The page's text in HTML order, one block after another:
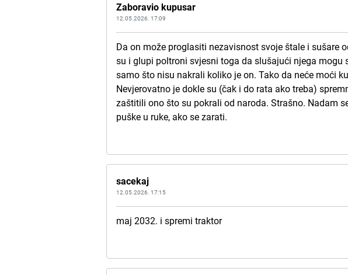
Zaboravio kupusar
12.05.2026. 17:09
Da on može proglasiti nezavisnost svoje štale i sušare
su i glupi poltroni svjesni toga da slušajući njega
samo što nisu nakrali koliko je on. Tako da neće moći
Nevjerovatno je dokle su (čak i do rata ako treba)
zaštitili ono što su pokrali od naroda. Strašno. Nadam
puške u ruke, ako se zarati.
sacekaj
12.05.2026. 17:15
maj 2032. i spremi traktor